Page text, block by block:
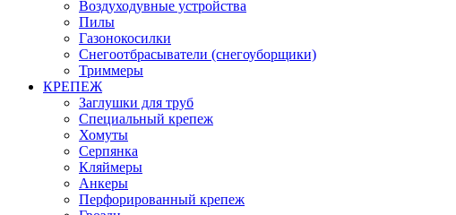
Воздуходувные устройства
Пилы
Газонокосилки
Снегоотбрасыватели (снегоуборщики)
Триммеры
КРЕПЕЖ
Заглушки для труб
Специальный крепеж
Хомуты
Серпянка
Кляймеры
Анкеры
Перфорированный крепеж